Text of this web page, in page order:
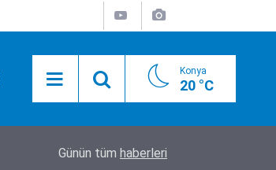
Konya
20 °C
Konya yolunda flaş gelişme! Bakan Uraloğlu
Günün tüm haberleri